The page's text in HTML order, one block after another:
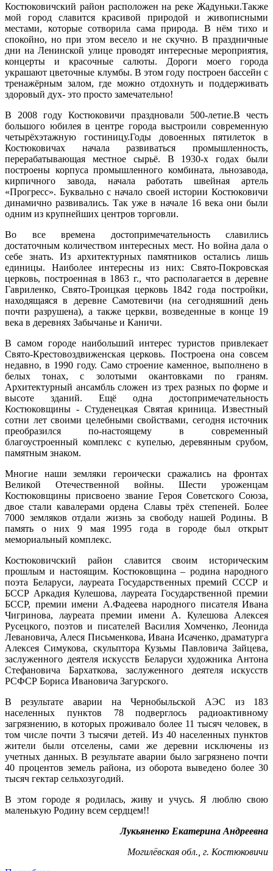
Костюковичский район расположен на реке Жадуньки.Также
мой город славится красивой природой и живописными
местами, которые сотворила сама природа. В нём тихо и
спокойно, но при этом весело и не скучно. В праздничные
дни на Ленинской улице проводят интересные мероприятия,
концерты и красочные салюты. Дороги моего города
украшают цветочные клумбы. В этом году построен бассейн с
тренажёрным залом, где можно отдохнуть и поддерживать
здоровый дух- это просто замечательно!
В 2008 году Костюковичи праздновали 500-летие.В честь
большого юбилея в центре города выстроили современную
четырёхэтажную гостиницу.Годы довоенных пятилеток в
Костюковичах начала развиваться промышленность,
перерабатывающая местное сырьё. В 1930-х годах были
построены корпуса промышленного комбината, льнозавода,
кирпичного завода, начала работать швейная артель
«Прогресс». Буквально с начало своей истории Костюковичи
динамично развивались. Так уже в начале 16 века они были
одним из крупнейших центров торговли.
Во все времена достопримечательность славились
достаточным количеством интересных мест. Но война дала о
себе знать. Из архитектурных памятников остались лишь
единицы. Наиболее интересны из них: Свято-Покровская
церковь, построенная в 1863 г., что располагается в деревне
Гавриленко, Свято-Троицкая церковь 1842 года постройки,
находящаяся в деревне Самотевичи (на сегодняшний день
почти разрушена), а также церкви, возведенные в конце 19
века в деревнях Забычанье и Каничи.
В самом городе наибольший интерес туристов привлекает
Свято-Крестовоздвиженская церковь. Построена она совсем
недавно, в 1990 году. Само строение каменное, выполнено в
белых тонах, с золотыми окантовками по граням.
Архитектурный ансамбль сложен из трех разных по форме и
высоте зданий. Ещё одна достопримечательность
Костюковщины - Студенецкая Святая криница. Известный
сотни лет своими целебными свойствами, сегодня источник
преобразился по-настоящему в современный
благоустроенный комплекс с купелью, деревянным срубом,
памятным знаком.
Многие наши земляки героически сражались на фронтах
Великой Отечественной войны. Шести уроженцам
Костюковщины присвоено звание Героя Советского Союза,
двое стали кавалерами ордена Славы трёх степеней. Более
7000 земляков отдали жизнь за свободу нашей Родины. В
память о них 9 мая 1995 года в городе был открыт
мемориальный комплекс.
Костюковичский район славится своим историческим
прошлым и настоящим. Костюковщина – родина народного
поэта Беларуси, лауреата Государственных премий СССР и
БССР Аркадия Кулешова, лауреата Государственной премии
БССР, премии имени А.Фадеева народного писателя Ивана
Чигринова, лауреата премии имени А. Кулешова Алексея
Русецкого, поэтов и писателей Василия Хомченко, Леонида
Левановича, Алеся Письменкова, Ивана Исаченко, драматурга
Алексея Симукова, скульптора Кузьмы Павловича Зайцева,
заслуженного деятеля искусств Беларуси художника Антона
Стефановича Бархаткова, заслуженного деятеля искусств
РСФСР Бориса Ивановича Загурского.
В результате аварии на Чернобыльской АЭС из 183
населенных пунктов 78 подверглось радиоактивному
загрязнению, в которых проживало более 11 тысяч человек, в
том числе почти 3 тысячи детей. Из 40 населенных пунктов
жители были отселены, сами же деревни исключены из
учетных данных. В результате аварии было загрязнено почти
40 процентов земель района, из оборота выведено более 30
тысяч гектар сельхозугодий.
В этом городе я родилась, живу и учусь. Я люблю свою
маленькую Родину всем сердцем!!
Лукьяненко Екатерина Андреевна
Могилёвская обл., г. Костюковичи